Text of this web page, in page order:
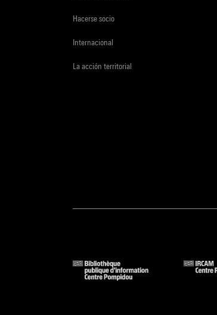
Hacerse socio
Internacional
La acción territorial